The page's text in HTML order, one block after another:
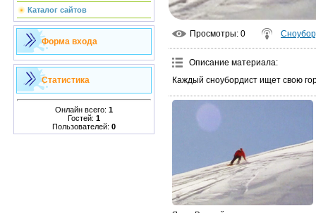
Каталог сайтов
Форма входа
Статистика
Онлайн всего: 1
Гостей: 1
Пользователей: 0
Просмотры: 0
Описание материала:
Каждый сноубордист ищет свою